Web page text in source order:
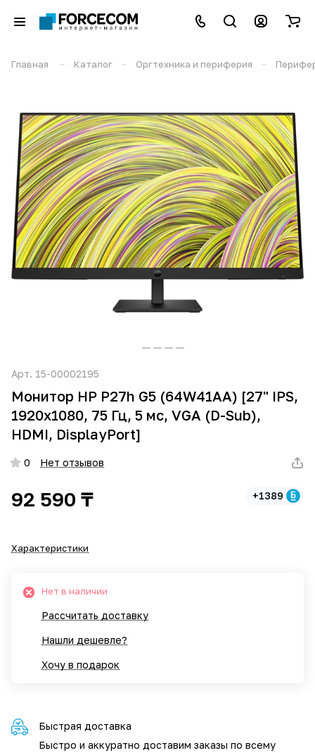
Главная – Каталог – Оргтехника и периферия –
Арт. 15-00002195
Монитор HP P27h G5 (64W41AA) [27" IPS,
1920x1080, 75 Гц, 5 мс, VGA (D-Sub),
HDMI, DisplayPort]
0 Нет отзывов
92 590 ₸ +1389
Характеристики
Нет в наличии
Рассчитать доставку
Нашли дешевле?
Хочу в подарок
Быстрая доставка
Быстро и аккуратно доставим заказы по всему